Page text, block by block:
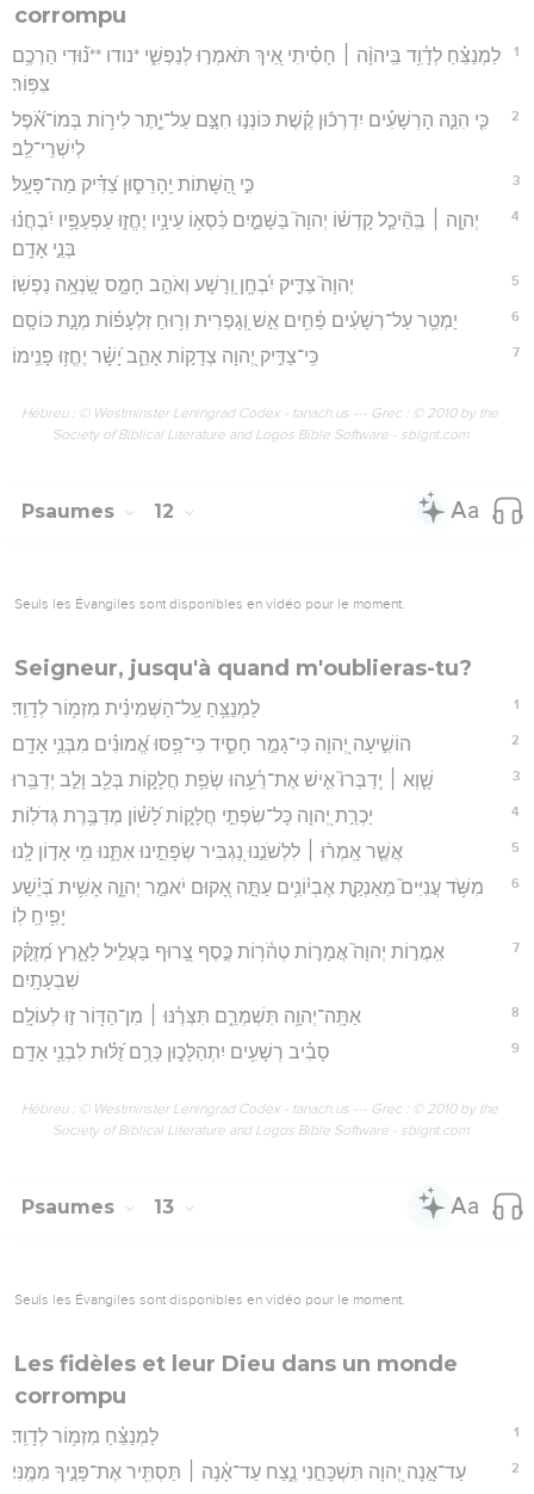
corrompu
1
לַמְנַצֵּ֗חַ לְדָ֫וִ֥ד בַּֽיהוָ֨ה ׀ חָסִ֗יתִי אֵ֭יךְ תֹּאמְר֣וּ לְנַפְשִׁ֑י *נודו **נ֝֗וּדִי הַרְכֶ֥ם
צִפּֽוֹר׃
2
כִּ֤י הִנֵּ֪ה הָרְשָׁעִ֡ים יִדְרְכ֬וּן קֶ֗שֶׁת כּוֹנְנ֣וּ חִצָּ֣ם עַל־יֶ֑תֶר לִיר֥וֹת בְּמוֹ־אֹ֝֗פֶל
לְיִשְׁרֵי־לֵֽב׃
3 כִּ֣י הַ֭שָּׁתוֹת יֵֽהָרֵס֑וּן צַ֝דִּ֗יק מַה־פָּעָֽל׃
4
יְהוָ֤ה ׀ בְּֽהֵ֘יכַ֤ל קָדְשׁ֗וֹ יְהוָה֮ בַּשָּׁמַ֪יִם כִּ֫סְא֥וֹ עֵינָ֥יו יֶחֱז֑וּ עַפְעַפָּ֥יו יִ֝בְחֲנ֗וּ
בְּנֵ֣י אָדָֽם׃
5 יְהוָה֮ צַדִּ֪יק יִ֫בְחָ֥ן וְ֭רָשָׁע וְאֹהֵ֣ב חָמָ֑ס שָֽׂנְאָ֥ה נַפְשֽׁוֹ׃
6 יַמְטֵ֥ר עַל־רְשָׁעִ֗ים פַּ֫חִ֥ים אֵ֣שׁ וְ֭גָפְרִית וְר֥וּחַ זִלְעָפ֗וֹת מְנָ֣ת כּוֹסָֽם׃
7 כִּֽי־צַדִּ֣יק יְ֭הוָה צְדָק֣וֹת אָהֵ֑ב יָ֝שָׁ֗ר יֶחֱז֥וּ פָנֵֽימוֹ׃
Hébreu : © Westminster Leningrad Codex - tanach.us --- Grec : © 2010 by the
Society of Biblical Literature and Logos Bible Software - sblgnt.com
Psaumes 12
Seuls les Évangiles sont disponibles en vidéo pour le moment.
Seigneur, jusqu'à quand m'oublieras-tu?
1 לַמְנַצֵּ֥חַ עַֽל־הַשְּׁמִינִ֗ית מִזְמ֥וֹר לְדָוִֽד׃
2 הוֹשִׁ֣יעָה יְ֭הוָה כִּי־גָמַ֣ר חָסִ֑יד כִּי־פַ֥סּוּ אֱ֝מוּנִ֗ים מִבְּנֵ֥י אָדָֽם׃
3 שָׁ֤וְא ׀ יְֽדַבְּרוּ֮ אִ֤ישׁ אֶת־רֵ֫עֵ֥הוּ שְׂפַ֥ת חֲלָק֑וֹת בְּלֵ֖ב וָלֵ֣ב יְדַבֵּֽרוּ׃
4 יַכְרֵ֣ת יְ֭הוָה כָּל־שִׂפְתֵ֣י חֲלָק֑וֹת לָ֝שׁ֗וֹן מְדַבֶּ֥רֶת גְּדֹלֽוֹת׃
5 אֲשֶׁ֤ר אָֽמְר֨וּ ׀ לִלְשֹׁנֵ֣נוּ נַ֭גְבִּיר שְׂפָתֵ֣ינוּ אִתָּ֑נוּ מִ֖י אָד֣וֹן לָֽנוּ׃
6
מִשֹּׁ֥ד עֲנִיִּים֮ מֵאַנְקַ֪ת אֶבְי֫וֹנִ֥ים עַתָּ֣ה אָ֭קוּם יֹאמַ֣ר יְהוָ֑ה אָשִׁ֥ית בְּ֝יֵ֗שַׁע
יָפִ֥יחַֽ לֽוֹ׃
7
אִֽמֲר֣וֹת יְהוָה֮ אֲמָר֪וֹת טְהֹ֫ר֥וֹת כֶּ֣סֶף צָ֭רוּף בַּעֲלִ֣יל לָאָ֑רֶץ מְ֝זֻקָּ֗ק
שִׁבְעָתָֽיִם׃
8 אַתָּֽה־יְהוָ֥ה תִּשְׁמְרֵ֑ם תִּצְּרֶ֓נּוּ ׀ מִן־הַדּ֖וֹר ז֣וּ לְעוֹלָֽם׃
9 סָבִ֗יב רְשָׁעִ֥ים יִתְהַלָּכ֑וּן כְּרֻ֥ם זֻ֝לּ֗וּת לִבְנֵ֥י אָדָֽם׃
Hébreu : © Westminster Leningrad Codex - tanach.us --- Grec : © 2010 by the
Society of Biblical Literature and Logos Bible Software - sblgnt.com
Psaumes 13
Seuls les Évangiles sont disponibles en vidéo pour le moment.
Les fidèles et leur Dieu dans un monde
corrompu
1 לַמְנַצֵּ֗חַ מִזְמ֥וֹר לְדָוִֽד׃
2 עַד־אָ֣נָה יְ֭הוָה תִּשְׁכָּחֵ֣נִי נֶ֑צַח עַד־אָ֓נָה ׀ תַּסְתִּ֖יר אֶת־פָּנֶ֣יךָ מִמֶּֽנִּי׃